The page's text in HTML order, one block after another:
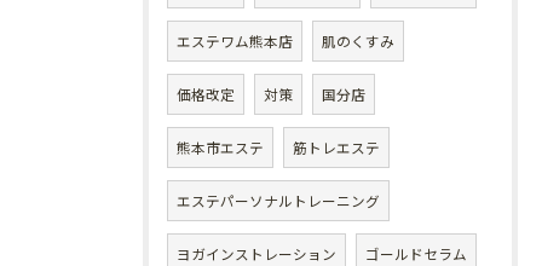
エステワム熊本店 肌のくすみ
価格改定 対策 国分店
熊本市エステ 筋トレエステ
エステパーソナルトレーニング
ヨガインストレーション ゴールドセラム